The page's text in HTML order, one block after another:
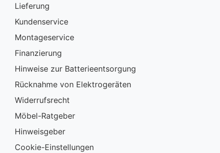
Lieferung
Kundenservice
Montageservice
Finanzierung
Hinweise zur Batterieentsorgung
Rücknahme von Elektrogeräten
Widerrufsrecht
Möbel-Ratgeber
Hinweisgeber
Cookie-Einstellungen